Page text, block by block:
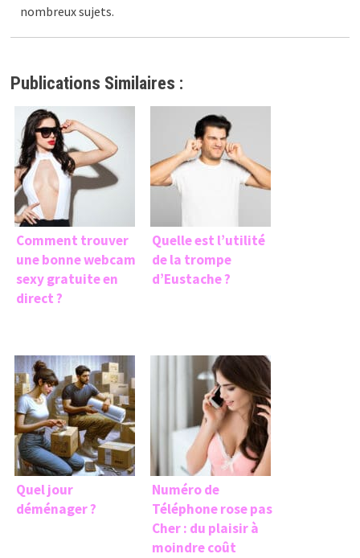
nombreux sujets.
Publications Similaires :
Comment trouver
une bonne webcam
sexy gratuite en
direct ?
Quelle est l’utilité
de la trompe
d’Eustache ?
Quel jour
déménager ?
Numéro de
Téléphone rose pas
Cher : du plaisir à
moindre coût